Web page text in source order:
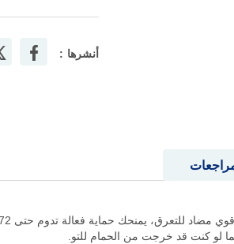
أنشرها :
لو كنت قد خرجت من الحمام للتو.